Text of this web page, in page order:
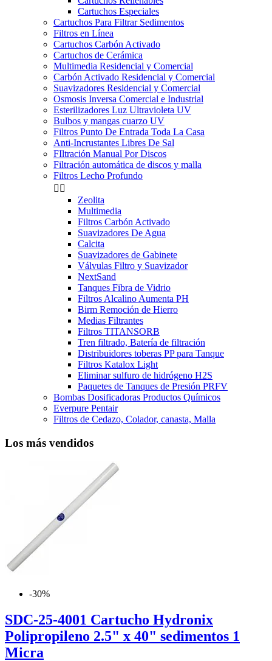
Cartuchos Especiales
Cartuchos Para Filtrar Sedimentos
Filtros en Línea
Cartuchos Carbón Activado
Cartuchos de Cerámica
Multimedia Residencial y Comercial
Carbón Activado Residencial y Comercial
Suavizadores Residencial y Comercial
Osmosis Inversa Comercial e Industrial
Esterilizadores Luz Ultravioleta UV
Bulbos y mangas cuarzo UV
Filtros Punto De Entrada Toda La Casa
Anti-Incrustantes Libres De Sal
FIltración Manual Por Discos
Filtración automática de discos y malla
Filtros Lecho Profundo
 
Zeolita
Multimedia
Filtros Carbón Activado
Suavizadores De Agua
Calcita
Suavizadores de Gabinete
Válvulas Filtro y Suavizador
NextSand
Tanques Fibra de Vidrio
Filtros Alcalino Aumenta PH
Birm Remoción de Hierro
Medias Filtrantes
Filtros TITANSORB
Tren filtrado, Batería de filtración
Distribuidores toberas PP para Tanque
Filtros Katalox Light
Eliminar sulfuro de hidrógeno H2S
Paquetes de Tanques de Presión PRFV
Bombas Dosificadoras Productos Químicos
Everpure Pentair
Filtros de Cedazo, Colador, canasta, Malla
Los más vendidos
-30%
SDC-25-4001 Cartucho Hydronix
Polipropileno 2.5" x 40" sedimentos 1
Micra